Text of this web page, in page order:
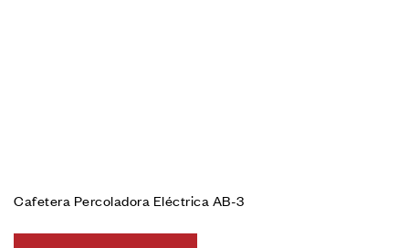
Cafetera Percoladora Eléctrica AB-3